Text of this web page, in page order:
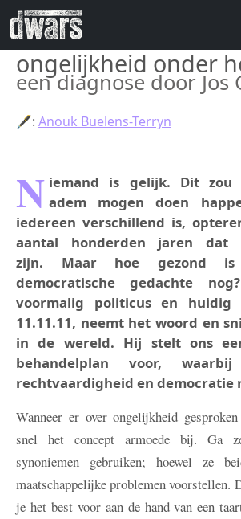
Skip to main content
ongelijkheid onder
een diagnose door Jos
🖋: Anouk Buelens-Terryn
N iemand is gelijk. Dit zou
adem mogen doen
iedereen verschillend is,
aantal honderden jaren dat
zijn. Maar hoe gezond is
democratische gedachte
voormalig politicus en huidig
11.11.11, neemt het woord en
in de wereld. Hij stelt ons
behandelplan voor,
rechtvaardigheid en democratie
Wanneer er over ongelijkheid
snel het concept armoede bij. Ga
synoniemen gebruiken; hoewel ze
maatschappelijke problemen voorstellen.
je het best voor aan de hand van een